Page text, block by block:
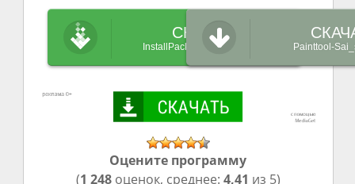
СКАЧАТЬ
InstallPack_Painttool-Sai.exe Painttool-
Оцените программу
(1 248оценок, среднее: 4,41 из 5)